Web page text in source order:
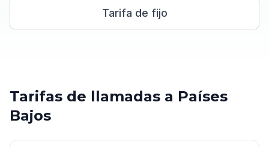
Tarifa de fijo
Tarifas de llamadas a Países
Bajos